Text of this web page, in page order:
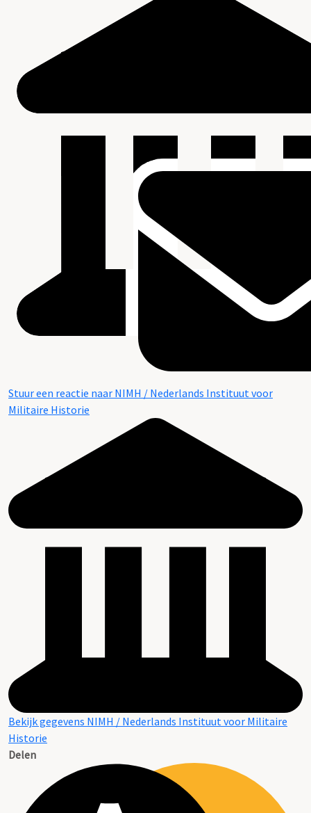
Stuur een reactie naar NIMH / Nederlands Instituut voor
Militaire Historie
Bekijk gegevens NIMH / Nederlands Instituut voor Militaire
Historie
Delen